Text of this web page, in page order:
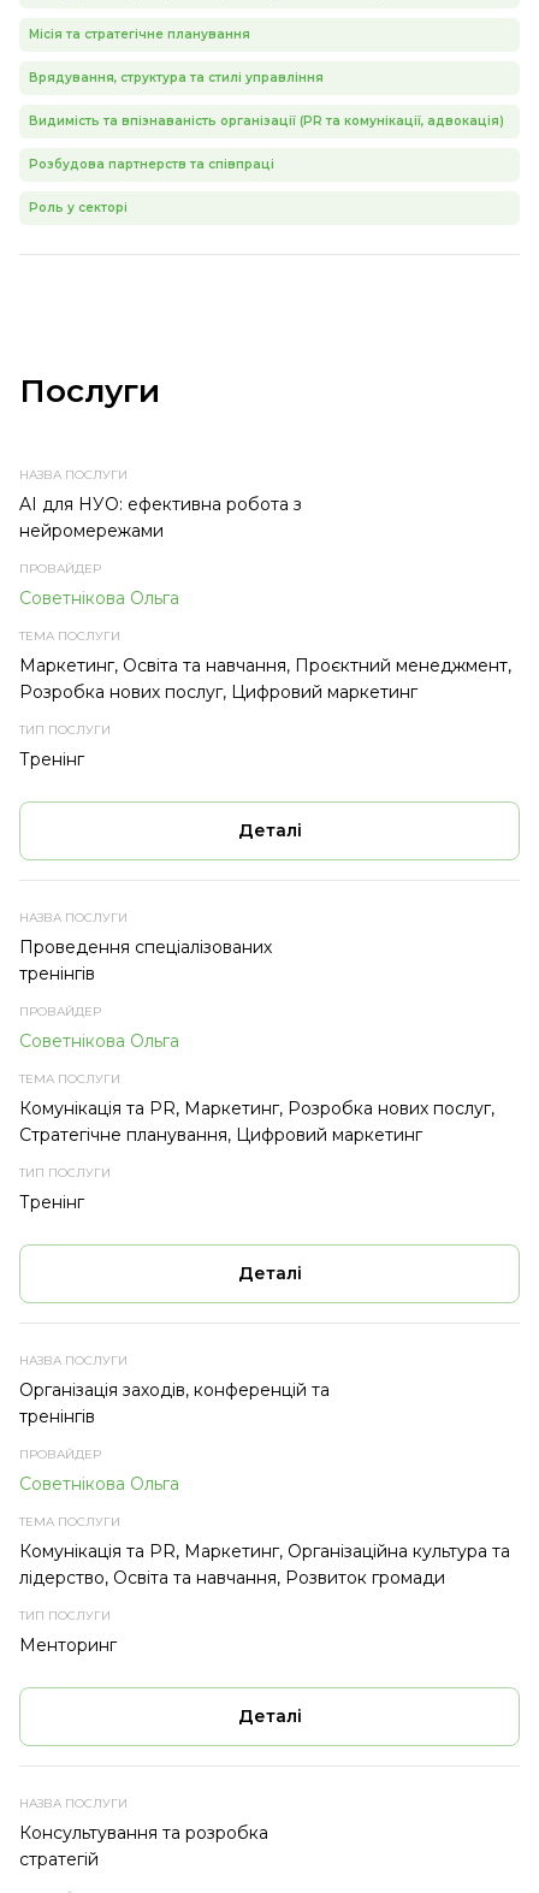
Місія та стратегічне планування
Врядування, структура та стилі управління
Видимість та впізнаваність організації (PR та комунікації, адвокація)
Розбудова партнерств та співпраці
Роль у секторі
Послуги
НАЗВА ПРОВАЙДЕР
AI для НУО: ефективна робота з
нейромережами
Советнікова Ольга
Маркетинг, Освіта та навчання, Проєктний менеджмент,
Розробка нових послуг, Цифровий маркетинг
Тренінг
Деталі
Проведення спеціалізованих
тренінгів
Советнікова Ольга
Комунікація та PR, Маркетинг, Розробка нових послуг,
Стратегічне планування, Цифровий маркетинг
Тренінг
Деталі
Організація заходів, конференцій та
тренінгів
Советнікова Ольга
Комунікація та PR, Маркетинг, Організаційна культура та
лідерство, Освіта та навчання, Розвиток громади
Менторинг
Деталі
Консультування та розробка
стратегій